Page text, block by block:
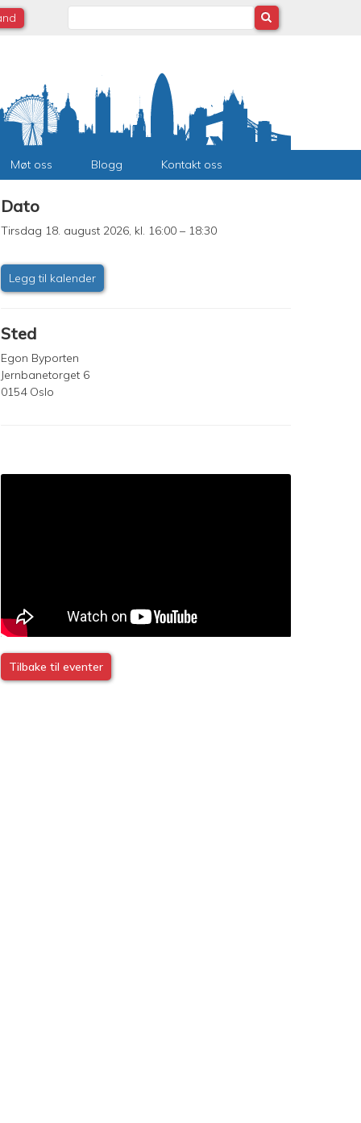
Møt oss Blogg Kontakt oss
Dato
Tirsdag 18. august 2026, kl. 16:00 – 18:30
Legg til kalender
Sted
Egon Byporten
Jernbanetorget 6
0154 Oslo
Tilbake til eventer